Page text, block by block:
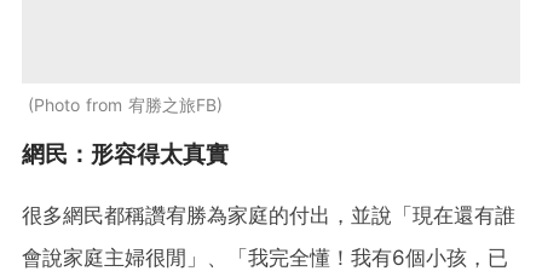
Photo from 宥勝之旅FB
網民：形容得太真實
很多網民都稱讚宥勝為家庭的付出，並說「現在還有誰
會說家庭主婦很閒」、「我完全懂！我有6個小孩，已